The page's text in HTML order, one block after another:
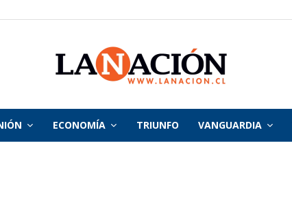
La
ECONOMÍA TRIUNFO VANGUARDIA